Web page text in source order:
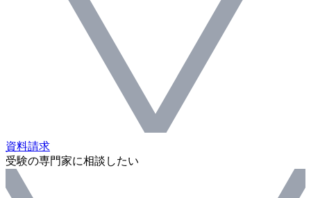
資料請求
受験の専門家に相談したい